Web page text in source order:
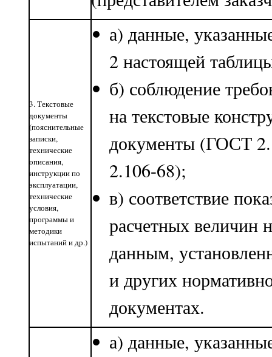
3. Текстовые
документы
(пояснительные
записки,
технические
описания,
инструкции по
эксплуатации,
технические
условия,
программы и
методики
испытаний и др.)
а) данные,
2 настоящей
б) соблюдение
на текстовые
документы (ГОСТ
2.106-68);
в) соответствие
расчетных величин
данным,
и других
документах.
а) данные,